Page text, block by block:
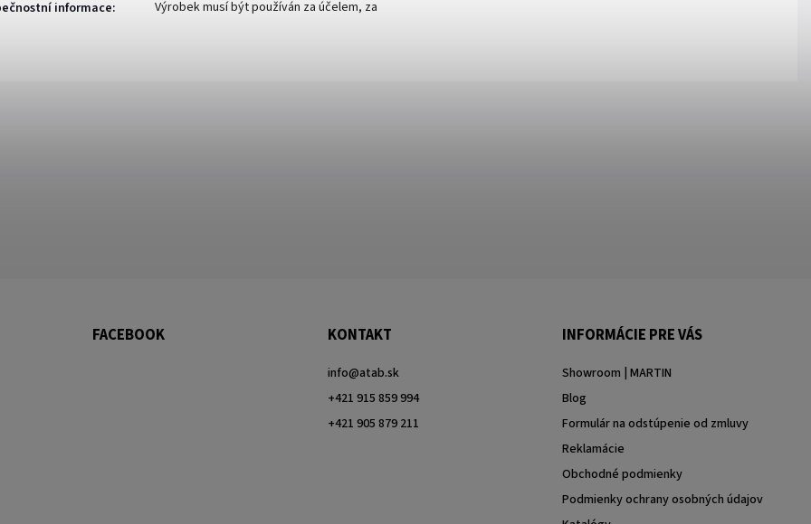
informace: Výrobek musí být používán za účelem, za
FACEBOOK KONTAKT
info@atab.sk
+421 915 859 994
+421 905 879 211
INFORMÁCIE PRE VÁS
Showroom | MARTIN
Blog
Formulár na odstúpenie od zmluvy
Reklamácie
Obchodné podmienky
Podmienky ochrany osobných údajov